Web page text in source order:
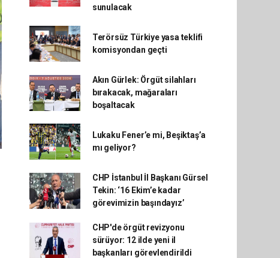
sunulacak
Terörsüz Türkiye yasa teklifi
komisyondan geçti
Akın Gürlek: Örgüt silahları
bırakacak, mağaraları
boşaltacak
Lukaku Fener’e mi, Beşiktaş’a
mı geliyor?
CHP İstanbul İl Başkanı Gürsel
Tekin: ‘16 Ekim’e kadar
görevimizin başındayız’
CHP'de örgüt revizyonu
sürüyor: 12 ilde yeni il
başkanları görevlendirildi